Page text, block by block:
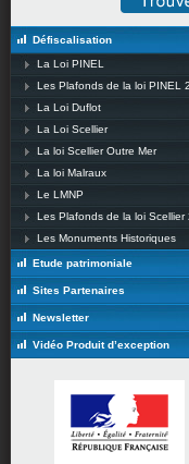
Défiscalisation
La Loi PINEL
Les Plafonds de la loi PINEL
La Loi Duflot
La Loi Scellier
La loi Scellier Outre Mer
La loi Malraux
Le LMNP
Les Plafonds de la loi Scellier
Les Monuments Historiques
Etude patrimoniale
Sites Partenaires
Newsletter
Vidéo Produit d’exception